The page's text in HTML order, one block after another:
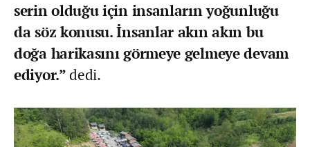
serin olduğu için insanların yoğunluğu
da söz konusu. İnsanlar akın akın bu
doğa harikasını görmeye gelmeye devam
ediyor.”dedi.